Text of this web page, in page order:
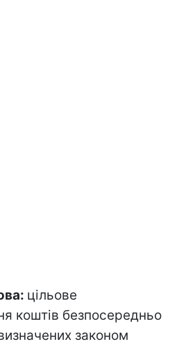
цільове
коштів безпосередньо
законом